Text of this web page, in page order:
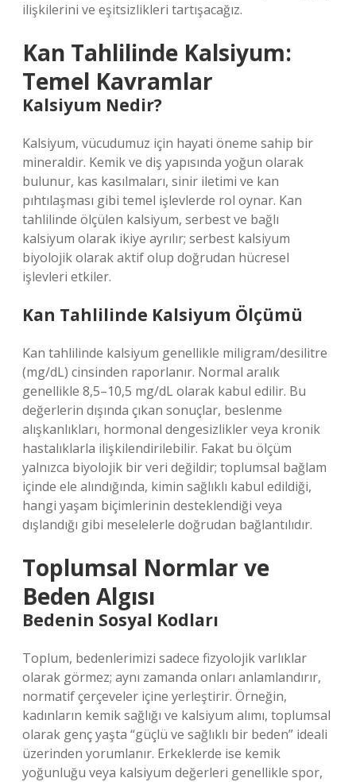
ilişkilerini ve eşitsizlikleri tartışacağız.
Kan Tahlilinde Kalsiyum:
Temel Kavramlar
Kalsiyum Nedir?
Kalsiyum, vücudumuz için hayati öneme sahip bir
mineraldir. Kemik ve diş yapısında yoğun olarak
bulunur, kas kasılmaları, sinir iletimi ve kan
pıhtılaşması gibi temel işlevlerde rol oynar. Kan
tahlilinde ölçülen kalsiyum, serbest ve bağlı
kalsiyum olarak ikiye ayrılır; serbest kalsiyum
biyolojik olarak aktif olup doğrudan hücresel
işlevleri etkiler.
Kan Tahlilinde Kalsiyum Ölçümü
Kan tahlilinde kalsiyum genellikle miligram/desilitre
(mg/dL) cinsinden raporlanır. Normal aralık
genellikle 8,5–10,5 mg/dL olarak kabul edilir. Bu
değerlerin dışında çıkan sonuçlar, beslenme
alışkanlıkları, hormonal dengesizlikler veya kronik
hastalıklarla ilişkilendirilebilir. Fakat bu ölçüm
yalnızca biyolojik bir veri değildir; toplumsal bağlam
içinde ele alındığında, kimin sağlıklı kabul edildiği,
hangi yaşam biçimlerinin desteklendiği veya
dışlandığı gibi meselelerle doğrudan bağlantılıdır.
Toplumsal Normlar ve
Beden Algısı
Bedenin Sosyal Kodları
Toplum, bedenlerimizi sadece fizyolojik varlıklar
olarak görmez; aynı zamanda onları anlamlandırır,
normatif çerçeveler içine yerleştirir. Örneğin,
kadınların kemik sağlığı ve kalsiyum alımı, toplumsal
olarak genç yaşta “güçlü ve sağlıklı bir beden” ideali
üzerinden yorumlanır. Erkeklerde ise kemik
yoğunluğu veya kalsiyum değerleri genellikle spor,